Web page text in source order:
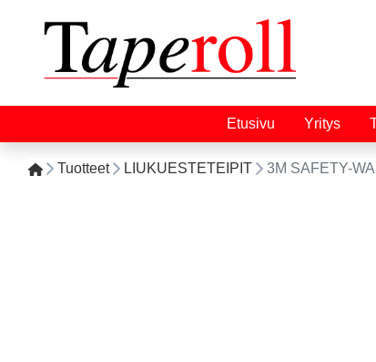
Etusivu Yritys
Tuotteet LIUKUESTETEIPIT 3M SAFETY-